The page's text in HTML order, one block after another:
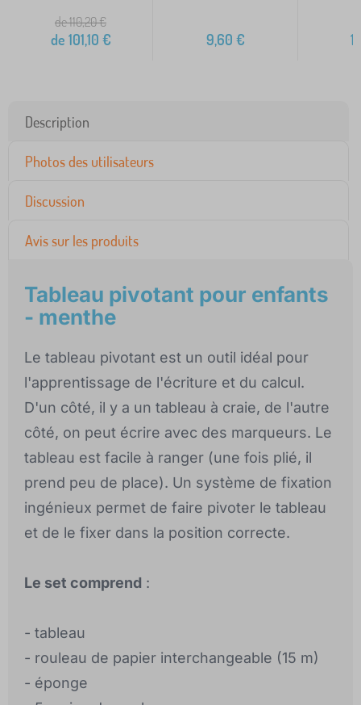
de 110,20€
de 101,10 € 9,60 €
Description
Photos des utilisateurs
Discussion
Avis sur les produits
Tableau pivotant pour enfants
- menthe
Le tableau pivotant est un outil idéal pour
l'apprentissage de l'écriture et du calcul.
D'un côté, il y a un tableau à craie, de l'autre
côté, on peut écrire avec des marqueurs. Le
tableau est facile à ranger (une fois plié, il
prend peu de place). Un système de fixation
ingénieux permet de faire pivoter le tableau
et de le fixer dans la position correcte.
Le set comprend :
- tableau
- rouleau de papier interchangeable (15 m)
- éponge